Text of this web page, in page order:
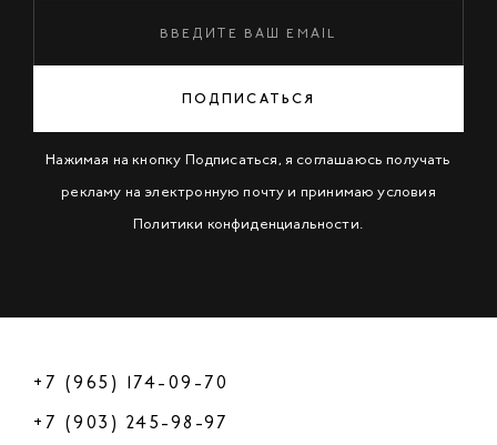
ПОДПИСАТЬСЯ
Нажимая на кнопку Подписаться, я соглашаюсь получать
рекламу на электронную почту и принимаю условия
Политики конфиденциальности.
+7 (965) 174-09-70
+7 (903) 245-98-97